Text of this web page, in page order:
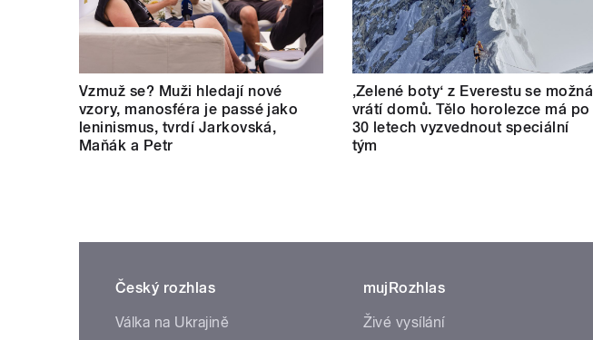
Vzmuž se? Muži hledají nové
vzory, manosféra je passé jako
leninismus, tvrdí Jarkovská,
Maňák a Petr
‚Zelené boty‘ z Everestu se možná
vrátí domů. Tělo horolezce má po
30 letech vyzvednout speciální
tým
Český rozhlas
Válka na Ukrajině
mujRozhlas
Živé vysílání